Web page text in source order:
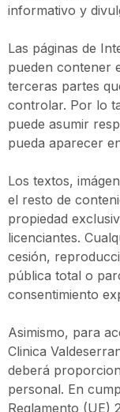
informativo y
Las páginas de
pueden contener
terceras partes
controlar. Por lo
puede asumir
pueda aparecer
Los textos,
el resto de
propiedad
licenciantes.
cesión,
pública total o
consentimiento
Asimismo, para
Clinica
deberá
personal. En
Reglamento (UE)